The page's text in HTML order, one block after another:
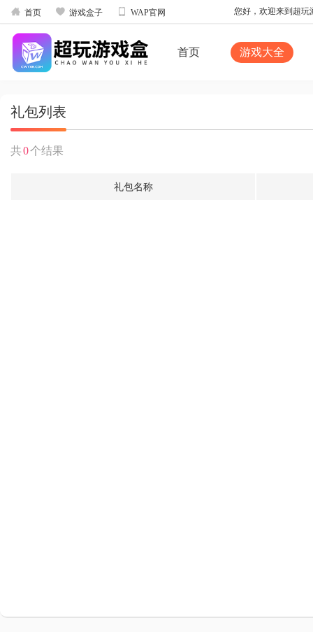
 首页  游戏盒子  WAP官网 您好，欢迎来到超玩
首页 游戏大全
礼包列表
共0个结果
礼包名称